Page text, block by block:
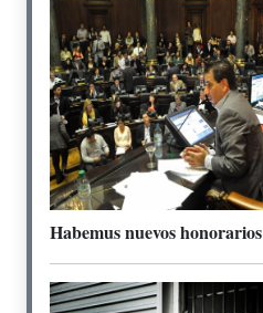
Habemus nuevos honorarios